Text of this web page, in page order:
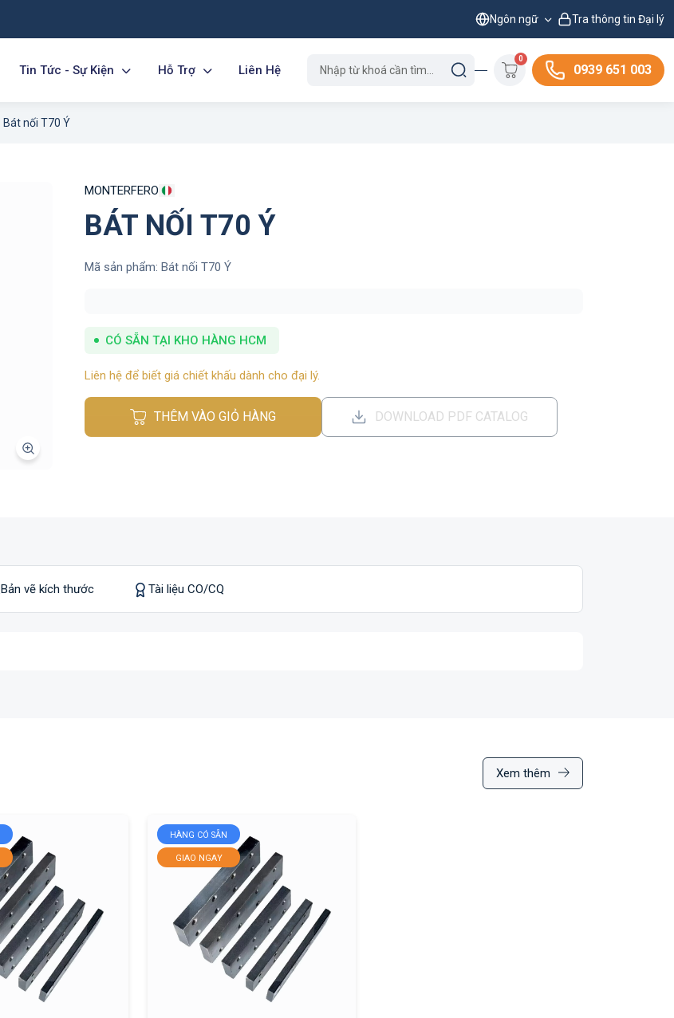
Ngôn ngữ Tra thông tin Đại lý
Tin Tức - Sự Kiện Hỗ Trợ Liên Hệ
0
0939 651 003
Bát nối T70 Ý
MONTERFERO
BÁT NỐI T70 Ý
Mã sản phẩm: Bát nối T70 Ý
CÓ SẴN TẠI KHO HÀNG HCM
Liên hệ để biết giá chiết khấu dành cho đại lý.
THÊM VÀO GIỎ HÀNG DOWNLOAD PDF CATALOG
Bản vẽ kích thước Tài liệu CO/CQ
HÀNG CÓ SẴN
GIAO NGAY
Xem thêm